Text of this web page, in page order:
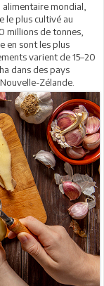
mondial,
le plus cultivé au
millions de tonnes,
en sont les plus
varient de 15–20
dans des pays
Zélande.